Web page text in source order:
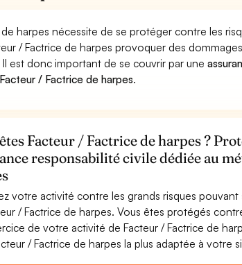
harpes nécessite de se protéger contre les
/ Factrice de harpes provoquer des
Il est donc important de se couvrir par une
/ Factrice de harpes.
Facteur / Factrice de harpes ?
responsabilité civile dédiée au
votre activité contre les grands risques
/ Factrice de harpes. Vous êtes protégés
de votre activité de Facteur / Factrice de
/ Factrice de harpes la plus adaptée à votre